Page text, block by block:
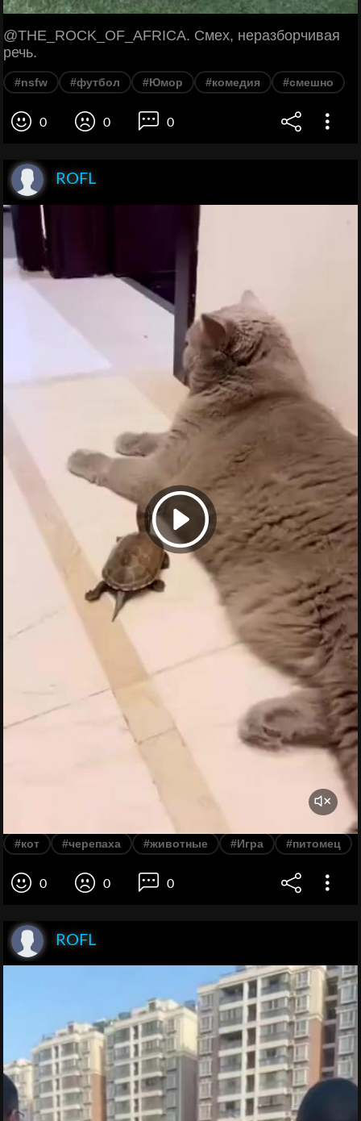
@THE_ROCK_OF_AFRICA. Смех, неразборчивая
речь.
#nsfw #футбол #Юмор #комедия #смешно
0 0 0
ROFL
#кот #черепаха #животные #Игра #питомец
0 0 0
ROFL